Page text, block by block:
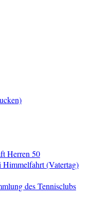
Herren 50
Himmelfahrt (Vatertag)
des Tennisclubs